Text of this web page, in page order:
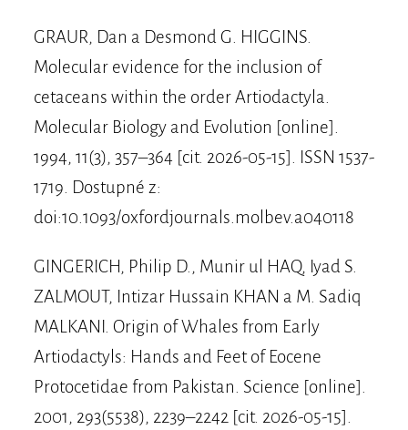
GRAUR, Dan a Desmond G. HIGGINS.
Molecular evidence for the inclusion of
cetaceans within the order Artiodactyla.
Molecular Biology and Evolution [online].
1994, 11(3), 357–364 [cit. 2026-05-15]. ISSN 1537-
1719. Dostupné z:
doi:10.1093/oxfordjournals.molbev.a040118
GINGERICH, Philip D., Munir ul HAQ, Iyad S.
ZALMOUT, Intizar Hussain KHAN a M. Sadiq
MALKANI. Origin of Whales from Early
Artiodactyls: Hands and Feet of Eocene
Protocetidae from Pakistan. Science [online].
2001, 293(5538), 2239–2242 [cit. 2026-05-15].